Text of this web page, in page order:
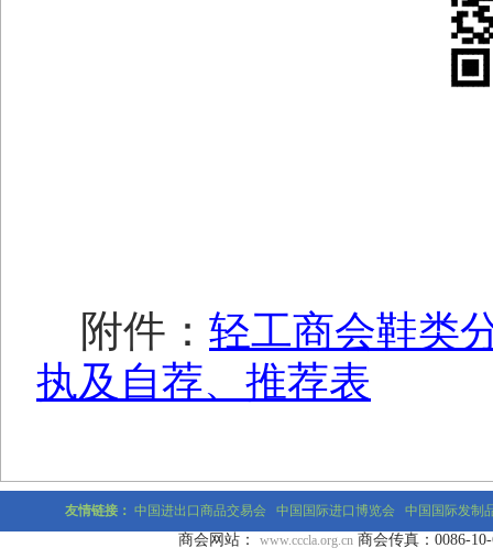
附件： 轻工商会鞋类
执及自荐、推荐表
友情链接： 中国进出口商品交易会 中国国际进口博览会 中国国际发制
商会网站： www.cccla.org.cn 商会传真：0086-10-